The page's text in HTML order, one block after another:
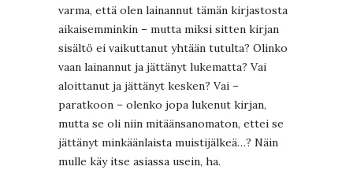
varma, että olen lainannut tämän kirjastosta
aikaisemminkin – mutta miksi sitten kirjan
sisältö ei vaikuttanut yhtään tutulta? Olinko
vaan lainannut ja jättänyt lukematta? Vai
aloittanut ja jättänyt kesken? Vai –
paratkoon – olenko jopa lukenut kirjan,
mutta se oli niin mitäänsanomaton, ettei se
jättänyt minkäänlaista muistijälkeä…? Näin
mulle käy itse asiassa usein, ha.